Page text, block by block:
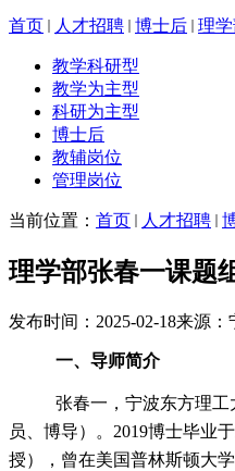
首页 人才招聘 博士后 理
教学科研型
教学为主型
科研为主型
博士后
教辅岗位
管理岗位
当前位置： 首页 人才招聘
理学部张春一课题
发布时间：2025-02-18来源：
一、导师简介
张春一，宁波东方理
员、博导）。 2019博士毕业
授），曾在美国普林斯顿大